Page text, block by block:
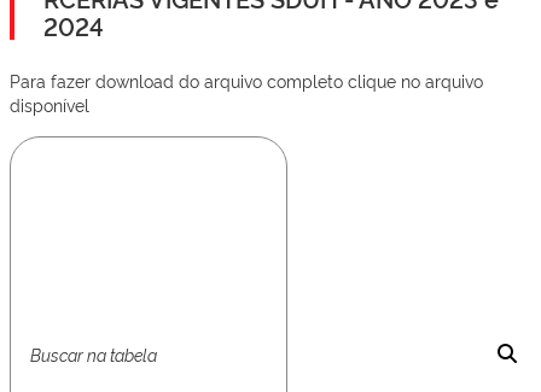
2024
Para fazer download do arquivo completo clique no arquivo
disponível